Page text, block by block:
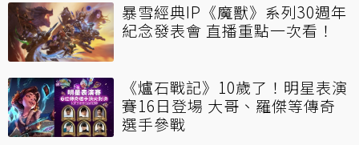
暴雪經典IP《魔獸》系列30週年
紀念發表會 直播重點一次看！
《爐石戰記》10歲了！明星表演
賽16日登場 大哥、羅傑等傳奇
選手參戰